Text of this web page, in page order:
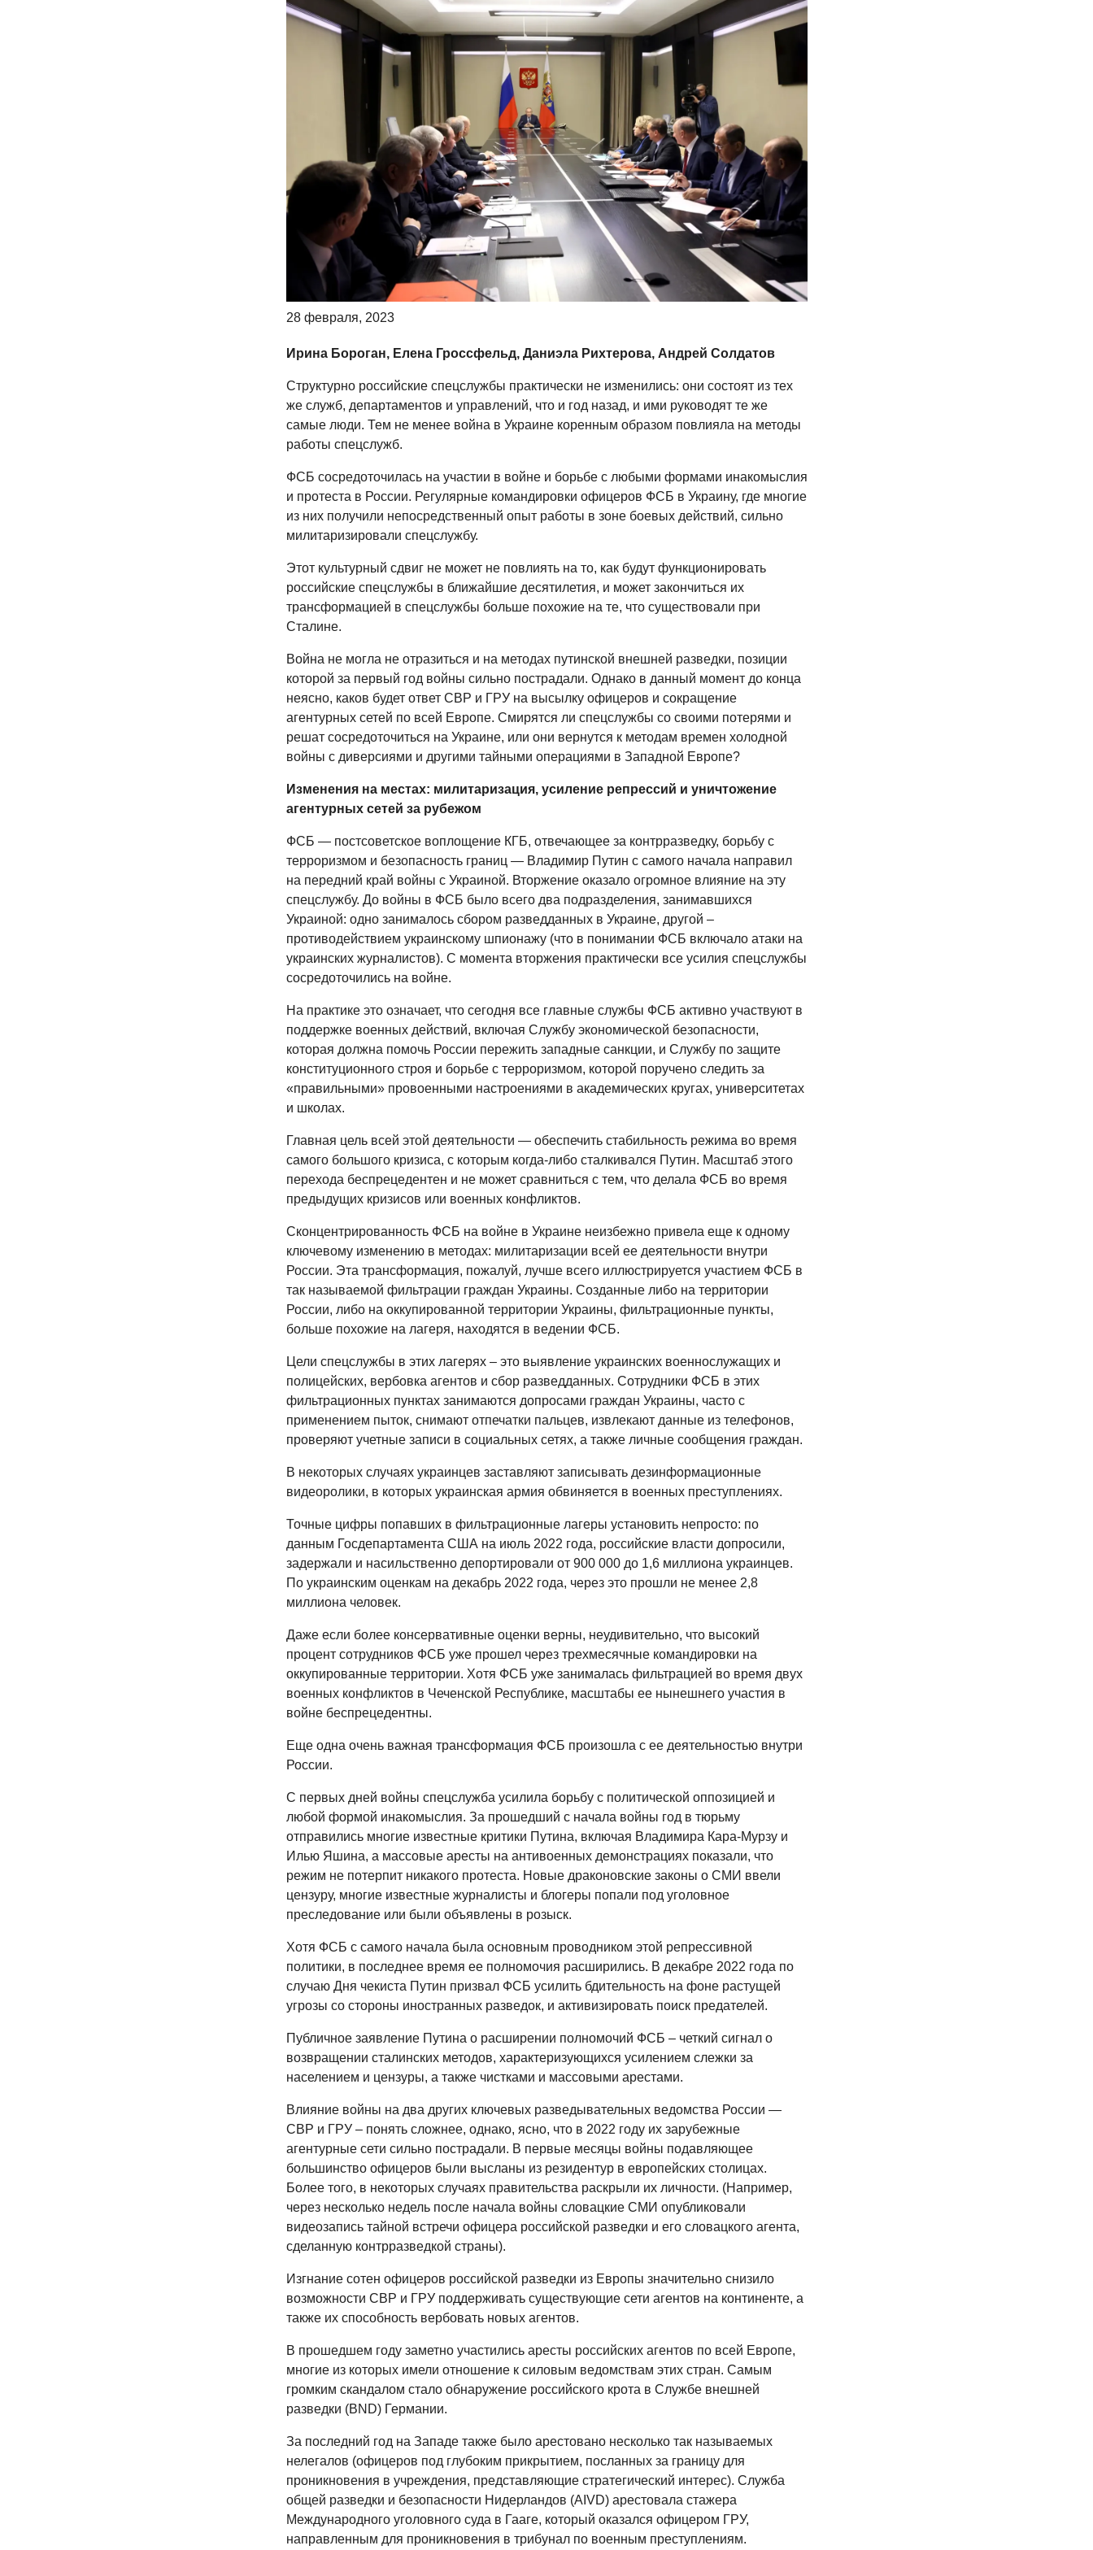
28 февраля, 2023
Ирина Бороган, Елена Гроссфельд, Даниэла Рихтерова, Андрей Солдатов
Структурно российские спецслужбы практически не изменились: они состоят из тех
же служб, департаментов и управлений, что и год назад, и ими руководят те же
самые люди. Тем не менее война в Украине коренным образом повлияла на методы
работы спецслужб.
ФСБ сосредоточилась на участии в войне и борьбе с любыми формами инакомыслия
и протеста в России. Регулярные командировки офицеров ФСБ в Украину, где многие
из них получили непосредственный опыт работы в зоне боевых действий, сильно
милитаризировали спецслужбу.
Этот культурный сдвиг не может не повлиять на то, как будут функционировать
российские спецслужбы в ближайшие десятилетия, и может закончиться их
трансформацией в спецслужбы больше похожие на те, что существовали при
Сталине.
Война не могла не отразиться и на методах путинской внешней разведки, позиции
которой за первый год войны сильно пострадали. Однако в данный момент до конца
неясно, каков будет ответ СВР и ГРУ на высылку офицеров и сокращение
агентурных сетей по всей Европе. Смирятся ли спецслужбы со своими потерями и
решат сосредоточиться на Украине, или они вернутся к методам времен холодной
войны с диверсиями и другими тайными операциями в Западной Европе?
Изменения на местах: милитаризация, усиление репрессий и уничтожение
агентурных сетей за рубежом
ФСБ — постсоветское воплощение КГБ, отвечающее за контрразведку, борьбу с
терроризмом и безопасность границ — Владимир Путин с самого начала направил
на передний край войны с Украиной. Вторжение оказало огромное влияние на эту
спецслужбу. До войны в ФСБ было всего два подразделения, занимавшихся
Украиной: одно занималось сбором разведданных в Украине, другой –
противодействием украинскому шпионажу (что в понимании ФСБ включало атаки на
украинских журналистов). С момента вторжения практически все усилия спецслужбы
сосредоточились на войне.
На практике это означает, что сегодня все главные службы ФСБ активно участвуют в
поддержке военных действий, включая Службу экономической безопасности,
которая должна помочь России пережить западные санкции, и Службу по защите
конституционного строя и борьбе с терроризмом, которой поручено следить за
«правильными» провоенными настроениями в академических кругах, университетах
и школах.
Главная цель всей этой деятельности — обеспечить стабильность режима во время
самого большого кризиса, с которым когда-либо сталкивался Путин. Масштаб этого
перехода беспрецедентен и не может сравниться с тем, что делала ФСБ во время
предыдущих кризисов или военных конфликтов.
Сконцентрированность ФСБ на войне в Украине неизбежно привела еще к одному
ключевому изменению в методах: милитаризации всей ее деятельности внутри
России. Эта трансформация, пожалуй, лучше всего иллюстрируется участием ФСБ в
так называемой фильтрации граждан Украины. Созданные либо на территории
России, либо на оккупированной территории Украины, фильтрационные пункты,
больше похожие на лагеря, находятся в ведении ФСБ.
Цели спецслужбы в этих лагерях – это выявление украинских военнослужащих и
полицейских, вербовка агентов и сбор разведданных. Сотрудники ФСБ в этих
фильтрационных пунктах занимаются допросами граждан Украины, часто с
применением пыток, снимают отпечатки пальцев, извлекают данные из телефонов,
проверяют учетные записи в социальных сетях, а также личные сообщения граждан.
В некоторых случаях украинцев заставляют записывать дезинформационные
видеоролики, в которых украинская армия обвиняется в военных преступлениях.
Точные цифры попавших в фильтрационные лагеры установить непросто: по
данным Госдепартамента США на июль 2022 года, российские власти допросили,
задержали и насильственно депортировали от 900 000 до 1,6 миллиона украинцев.
По украинским оценкам на декабрь 2022 года, через это прошли не менее 2,8
миллиона человек.
Даже если более консервативные оценки верны, неудивительно, что высокий
процент сотрудников ФСБ уже прошел через трехмесячные командировки на
оккупированные территории. Хотя ФСБ уже занималась фильтрацией во время двух
военных конфликтов в Чеченской Республике, масштабы ее нынешнего участия в
войне беспрецедентны.
Еще одна очень важная трансформация ФСБ произошла с ее деятельностью внутри
России.
С первых дней войны спецслужба усилила борьбу с политической оппозицией и
любой формой инакомыслия. За прошедший с начала войны год в тюрьму
отправились многие известные критики Путина, включая Владимира Кара-Мурзу и
Илью Яшина, а массовые аресты на антивоенных демонстрациях показали, что
режим не потерпит никакого протеста. Новые драконовские законы о СМИ ввели
цензуру, многие известные журналисты и блогеры попали под уголовное
преследование или были объявлены в розыск.
Хотя ФСБ с самого начала была основным проводником этой репрессивной
политики, в последнее время ее полномочия расширились. В декабре 2022 года по
случаю Дня чекиста Путин призвал ФСБ усилить бдительность на фоне растущей
угрозы со стороны иностранных разведок, и активизировать поиск предателей.
Публичное заявление Путина о расширении полномочий ФСБ – четкий сигнал о
возвращении сталинских методов, характеризующихся усилением слежки за
населением и цензуры, а также чистками и массовыми арестами.
Влияние войны на два других ключевых разведывательных ведомства России —
СВР и ГРУ – понять сложнее, однако, ясно, что в 2022 году их зарубежные
агентурные сети сильно пострадали. В первые месяцы войны подавляющее
большинство офицеров были высланы из резидентур в европейских столицах.
Более того, в некоторых случаях правительства раскрыли их личности. (Например,
через несколько недель после начала войны словацкие СМИ опубликовали
видеозапись тайной встречи офицера российской разведки и его словацкого агента,
сделанную контрразведкой страны).
Изгнание сотен офицеров российской разведки из Европы значительно снизило
возможности СВР и ГРУ поддерживать существующие сети агентов на континенте, а
также их способность вербовать новых агентов.
В прошедшем году заметно участились аресты российских агентов по всей Европе,
многие из которых имели отношение к силовым ведомствам этих стран. Самым
громким скандалом стало обнаружение российского крота в Службе внешней
разведки (BND) Германии.
За последний год на Западе также было арестовано несколько так называемых
нелегалов (офицеров под глубоким прикрытием, посланных за границу для
проникновения в учреждения, представляющие стратегический интерес). Служба
общей разведки и безопасности Нидерландов (AIVD) арестовала стажера
Международного уголовного суда в Гааге, который оказался офицером ГРУ,
направленным для проникновения в трибунал по военным преступлениям.